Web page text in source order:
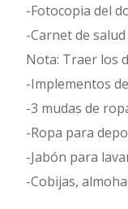
-Fotocopia del
-Carnet de salud
Nota: Traer los
-Implementos
-3 mudas de
-Ropa para
-Jabón para
-Cobijas,